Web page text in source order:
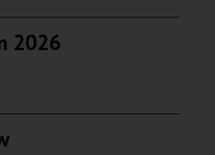
2026